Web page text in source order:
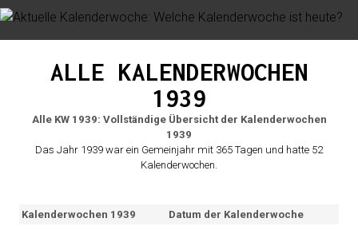
ALLE KALENDERWOCHEN
1939
Alle KW 1939: Vollständige Übersicht der Kalenderwochen
1939
Das Jahr 1939 war ein Gemeinjahr mit 365 Tagen und hatte 52
Kalenderwochen.
Kalenderwochen 1939
Datum der Kalenderwoche